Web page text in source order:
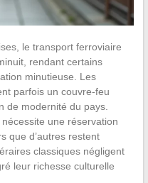
le transport ferroviaire
rendant certains
minutieuse. Les
parfois un couvre-feu
de modernité du pays.
une réservation
que d’autres restent
classiques négligent
leur richesse culturelle